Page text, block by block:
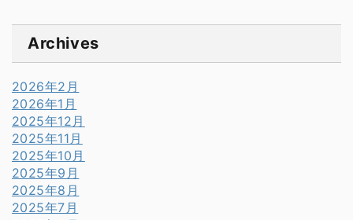
Archives
2026年2月
2026年1月
2025年12月
2025年11月
2025年10月
2025年9月
2025年8月
2025年7月